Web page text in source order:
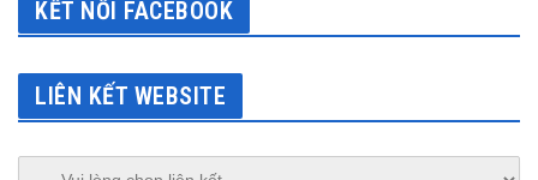
KẾT NỐI FACEBOOK
LIÊN KẾT WEBSITE